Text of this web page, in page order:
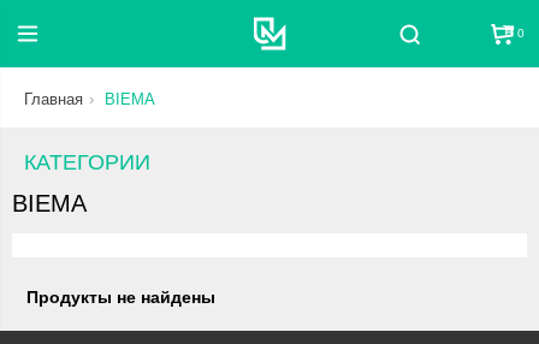
Поиск 0
Главная BIEMA
КАТЕГОРИИ
BIEMA
Продукты не найдены